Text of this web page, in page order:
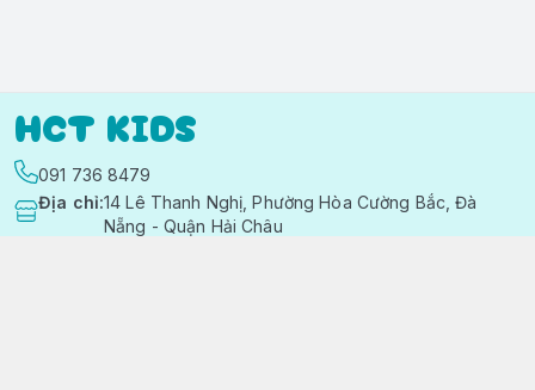
HCT KIDS
091 736 8479
Địa chỉ:14 Lê Thanh Nghị, Phường Hòa Cường Bắc, Đà
Nẵng - Quận Hải Châu